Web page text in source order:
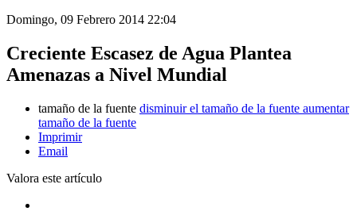
Domingo, 09 Febrero 2014 22:04
Creciente Escasez de Agua Plantea
Amenazas a Nivel Mundial
tamaño de la fuente disminuir el tamaño de la fuente aumentar
tamaño de la fuente
Imprimir
Email
Valora este artículo